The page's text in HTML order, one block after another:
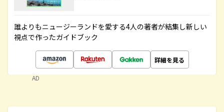
誰よりもニュージーランドを愛する4人の著者が結集し新しい
視点で作ったガイドブック
詳細を見る
AD